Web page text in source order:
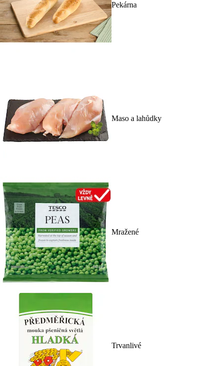
Pekárna
Maso a lahůdky
Mražené
Trvanlivé